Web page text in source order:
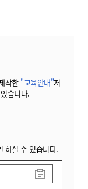
작한 "교육안내"저
습니다.
하실 수 있습니다.